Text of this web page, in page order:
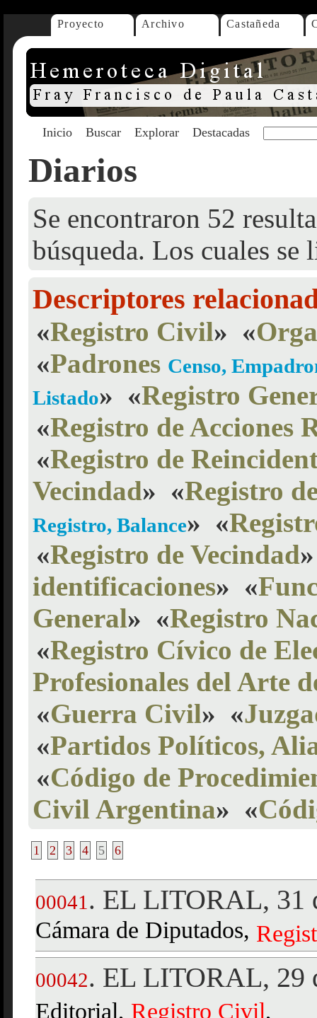
Proyecto Archivo Castañeda
Inicio Buscar Explorar Destacadas
Diarios
Se encontraron 52
búsqueda. Los cuales se
Descriptores
«Registro Civil» «
«Padrones Censo,
Listado» «Registro
«Registro de Acciones
«Registro de
Vecindad» «Registro
Registro, Balance» «
«Registro de Vecindad»
identificaciones» «
General» «Registro
«Registro Cívico de
Profesionales del Arte
«Guerra Civil» «
«Partidos Políticos,
«Código de
Civil Argentina» «
1 2 3 4 5 6
00041 . EL LITORAL, 31
Cámara de Diputados,
00042. EL LITORAL, 29
Editorial, Registro Civil,